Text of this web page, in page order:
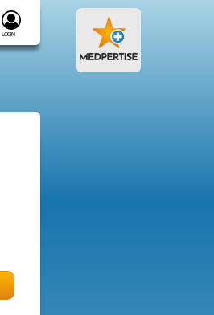
Login